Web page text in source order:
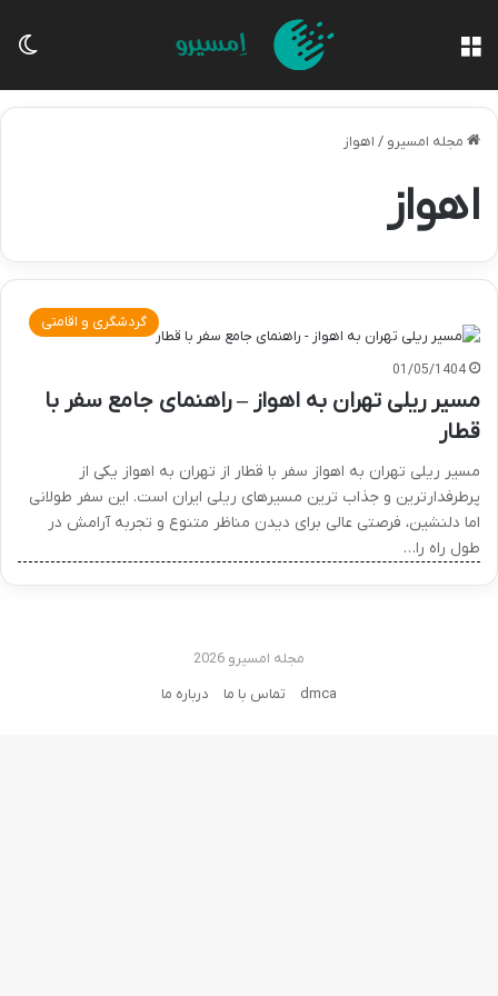
مجله امسیرو / اهواز
اهواز
گردشگری و اقامتی
01/05/1404
مسیر ریلی تهران به اهواز – راهنمای جامع سفر با
قطار
مسیر ریلی تهران به اهواز سفر با قطار از تهران به اهواز یکی از
پرطرفدارترین و جذاب ترین مسیرهای ریلی ایران است. این سفر طولانی
اما دلنشین، فرصتی عالی برای دیدن مناظر متنوع و تجربه آرامش در
طول راه را…
مجله امسیرو 2026
dmca
تماس با ما درباره ما